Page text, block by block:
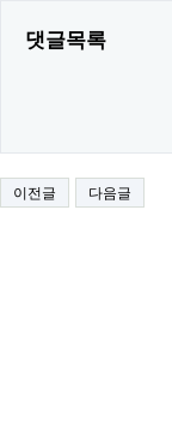
댓글목록
이전글 다음글